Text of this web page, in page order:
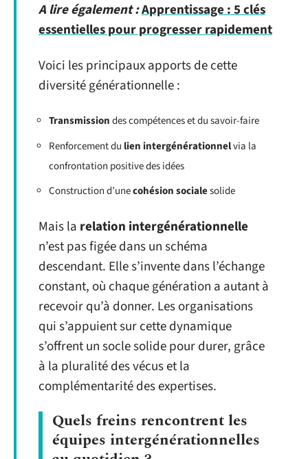
A lire également :Apprentissage : 5 clés
essentielles pour progresser rapidement
Voici les principaux apports de cette
diversité générationnelle :
Transmissiondes compétences et du savoir-faire
Renforcement du lien intergénérationnelvia la
confrontation positive des idées
Construction d’unecohésion socialesolide
Mais la relation intergénérationnelle
n’est pas figée dans un schéma
descendant. Elle s’invente dans l’échange
constant, où chaque génération a autant à
recevoir qu’à donner. Les organisations
qui s’appuient sur cette dynamique
s’offrent un socle solide pour durer, grâce
à la pluralité des vécus et la
complémentarité des expertises.
Quels freins rencontrent les
équipes intergénérationnelles